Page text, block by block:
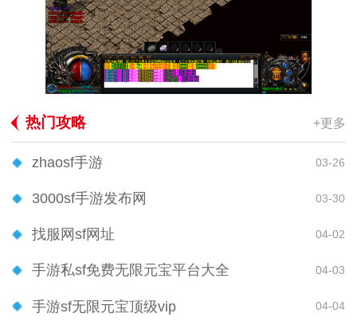
热门攻略 +更多
zhaosf手游 03-26
3000sf手游发布网 03-30
找服网sf网址 04-02
手游私sf免费无限元宝平台大全 04-03
手游sf无限元宝顶级vip 04-04